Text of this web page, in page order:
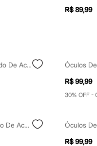
R$ 89,99
Óculos De Sol Unissex Quadrado De Acetato Tartaruga Triton Marrom
R$ 99,99
30% OFF -
Óculos De Sol Unissex Redondo De Acetato Preto
R$ 99,99